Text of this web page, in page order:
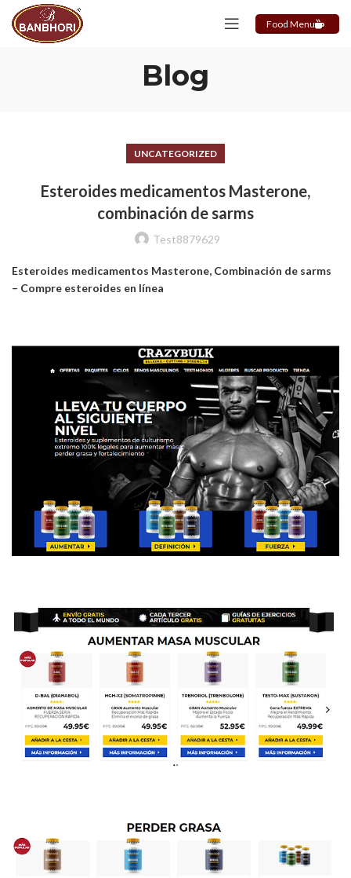
Food Menu
Blog
UNCATEGORIZED
Esteroides medicamentos Masterone,
combinación de sarms
Test8879629
Esteroides medicamentos Masterone, Combinación de sarms
– Compre esteroides en línea